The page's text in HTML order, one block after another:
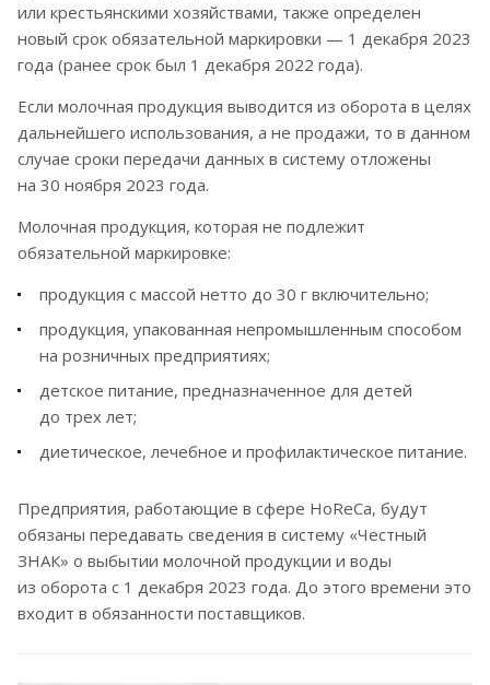
или крестьянскими хозяйствами, также определен
новый срок обязательной маркировки — 1 декабря 2023
года (ранее срок был 1 декабря 2022 года).
Если молочная продукция выводится из оборота в целях
дальнейшего использования, а не продажи, то в данном
случае сроки передачи данных в систему отложены
на 30 ноября 2023 года.
Молочная продукция, которая не подлежит
обязательной маркировке:
продукция с массой нетто до 30 г включительно;
продукция, упакованная непромышленным способом
на розничных предприятиях;
детское питание, предназначенное для детей
до трех лет;
диетическое, лечебное и профилактическое питание.
Предприятия, работающие в сфере HoReCa, будут
обязаны передавать сведения в систему «Честный
ЗНАК» о выбытии молочной продукции и воды
из оборота с 1 декабря 2023 года. До этого времени это
входит в обязанности поставщиков.